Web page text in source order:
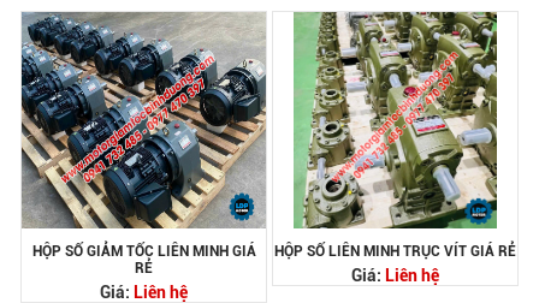
HỘP SỐ GIẢM TỐC LIÊN MINH GIÁ
RẺ
Giá: Liên hệ
HỘP SỐ LIÊN MINH TRỤC VÍT GIÁ RẺ
Giá: Liên hệ